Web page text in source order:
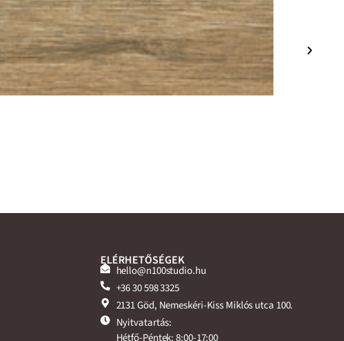
ELÉRHETŐSÉGEK
hello@n100studio.hu
+36 30 598 3325
2131 Göd, Nemeskéri-Kiss Miklós utca 100.
Nyitvatartás:
Hétfő-Péntek: 8:00-17:00